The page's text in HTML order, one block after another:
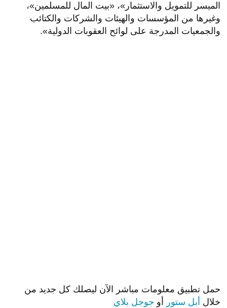
الميسر للتمويل والاستثمار»، «بيت المال للمسلمين»،
وغيرها من المؤسسات والهيئات والشركات والكتائب
والجمعيات المدرجة على لوائح العقوبات الدولية».
حمل تطبيق معلومات مباشر الآن ليصلك كل جديد من
خلال أبل ستور أو جوجل بلاي